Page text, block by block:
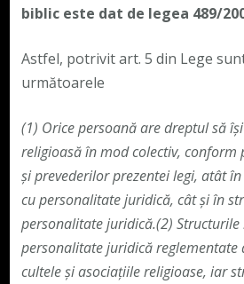
biblic este dat de legea 489/
Astfel, potrivit art. 5 din Lege
următoarele
(1) Orice persoană are dreptul să
religioasă în mod colectiv,
și prevederilor prezentei legi, atât
cu personalitate juridică, cât și în
personalitate juridică.(2) Structurile
personalitate juridică reglementate
cultele și asociațiile religioase, iar